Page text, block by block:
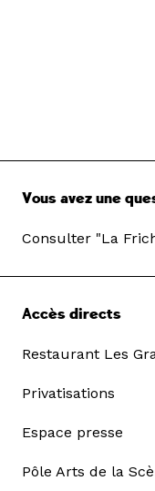
Vous avez une
Consulter "La
Accès directs
Restaurant Les
Privatisations
Espace presse
Pôle Arts de la